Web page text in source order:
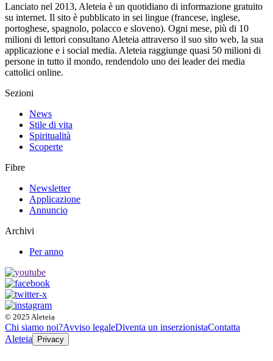
Lanciato nel 2013, Aleteia è un quotidiano di informazione gratuito
su internet. Il sito è pubblicato in sei lingue (francese, inglese,
portoghese, spagnolo, polacco e sloveno). Ogni mese, più di 10
milioni di lettori consultano Aleteia attraverso il suo sito web, la sua
applicazione e i social media. Aleteia raggiunge quasi 50 milioni di
persone in tutto il mondo, rendendolo uno dei leader dei media
cattolici online.
Sezioni
News
Stile di vita
Spiritualità
Scoperte
Fibre
Newsletter
Applicazione
Annuncio
Archivi
Per anno
© 2025 Aleteia
Chi siamo noi?Avviso legaleDiventa un inserzionistaContatta
Aleteia
Privacy